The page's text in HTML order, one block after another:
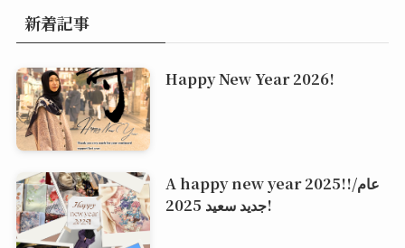
新着記事
Happy New Year 2026!
A happy new year 2025!!/عام
جديد سعيد 2025!